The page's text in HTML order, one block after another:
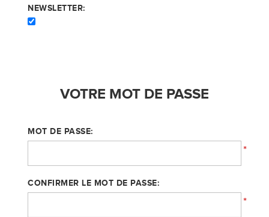
NEWSLETTER:
VOTRE MOT DE PASSE
MOT DE PASSE:
*
CONFIRMER LE MOT DE PASSE:
*